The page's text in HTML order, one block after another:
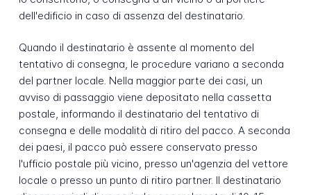
dell'edificio in caso di assenza del destinatario.
Quando il destinatario è assente al momento del
tentativo di consegna, le procedure variano a seconda
del partner locale. Nella maggior parte dei casi, un
avviso di passaggio viene depositato nella cassetta
postale, informando il destinatario del tentativo di
consegna e delle modalità di ritiro del pacco. A seconda
dei paesi, il pacco può essere conservato presso
l'ufficio postale più vicino, presso un'agenzia del vettore
locale o presso un punto di ritiro partner. Il destinatario